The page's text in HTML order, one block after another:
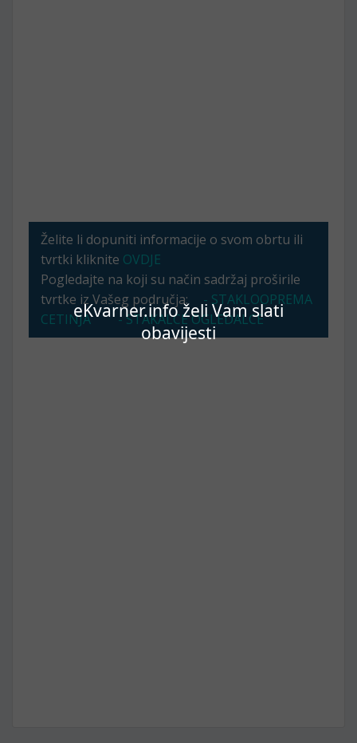
eKvarner.info želi Vam slati
obavijesti
Želite li dopuniti informacije o svom obrtu ili
tvrtki kliknite OVDJE
Pogledajte na koji su način sadržaj proširile
tvrtke iz Vašeg područja:
- STAKLOOPREMA
CETINJA
- STAKALCE OGLEDALCE